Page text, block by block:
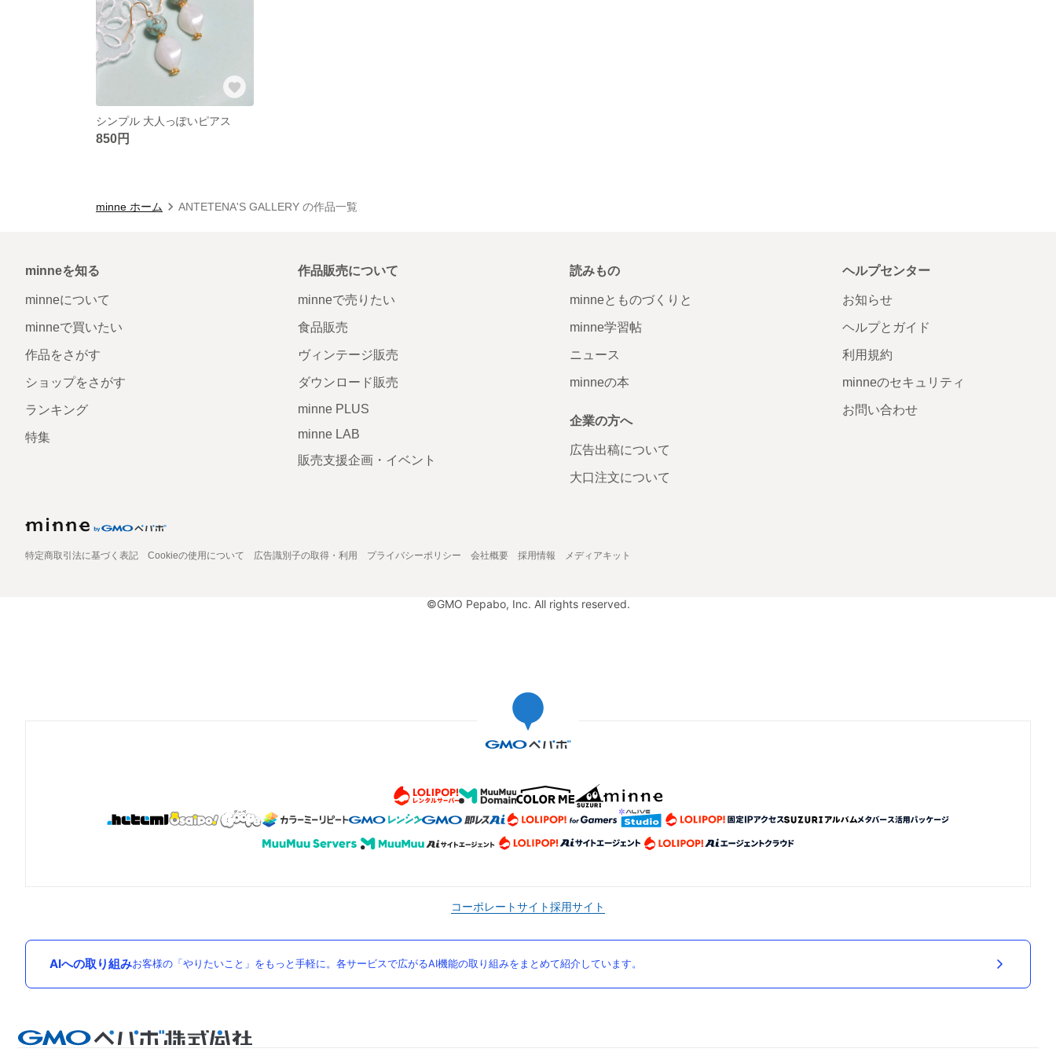
シンプル 大人っぽいピアス
850円
minne ホーム ANTETENA'S GALLERY の作品一覧
minneを知る
minneについて
minneで買いたい
作品をさがす
ショップをさがす
ランキング
特集
作品販売について
minneで売りたい
食品販売
ヴィンテージ販売
ダウンロード販売
minne PLUS
minne LAB
販売支援企画・イベント
読みもの
minneとものづくりと
minne学習帖
ニュース
minneの本
企業の方へ
広告出稿について
大口注文について
ヘルプセンター
お知らせ
ヘルプとガイド
利用規約
minneのセキュリティ
お問い合わせ
特定商取引法に基づく表記 Cookieの使用について 広告識別子の取得・利用 プライバシーポリシー 会社概要 採用情報 メディアキット
©GMO Pepabo, Inc. All rights reserved.
コーポレートサイト採用サイト
AIへの取り組みお客様の「やりたいこと」をもっと手軽に。各サービスで広がるAI機能の取り組みをまとめて紹介しています。